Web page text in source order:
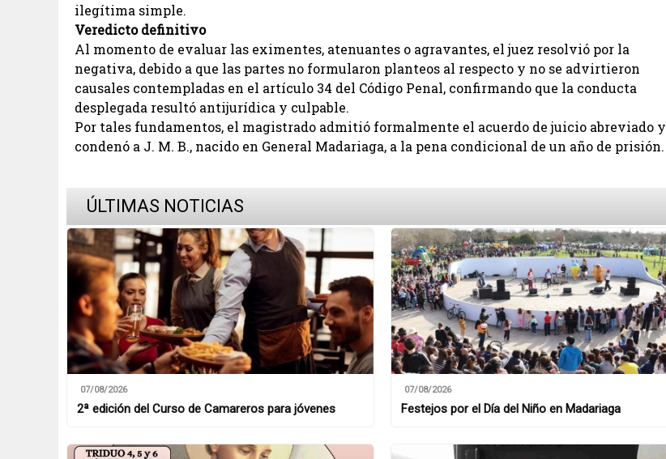
ilegítima simple.
Veredicto definitivo
Al momento de evaluar las eximentes, atenuantes o agravantes, el juez resolvió por la
negativa, debido a que las partes no formularon planteos al respecto y no se advirtieron
causales contempladas en el artículo 34 del Código Penal, confirmando que la conducta
desplegada resultó antijurídica y culpable.
Por tales fundamentos, el magistrado admitió formalmente el acuerdo de juicio abreviado y
condenó a J. M. B., nacido en General Madariaga, a la pena condicional de un año de prisión.
ÚLTIMAS NOTICIAS
07/08/2026
2ª edición del Curso de Camareros para jóvenes
07/08/2026
Festejos por el Día del Niño en Madariaga